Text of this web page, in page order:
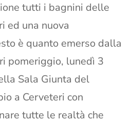
tutti i bagnini delle
ed una nuova
è quanto emerso dalla
pomeriggio, lunedì 3
Sala Giunta del
a Cerveteri con
tutte le realtà che